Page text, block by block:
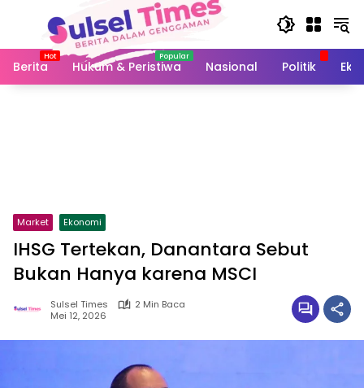
Berita
Hukum & Peristiwa Nasional Politik
Market Ekonomi
IHSG Tertekan, Danantara Sebut
Bukan Hanya karena MSCI
Sulsel Times
2 Min Baca
Mei 12, 2026